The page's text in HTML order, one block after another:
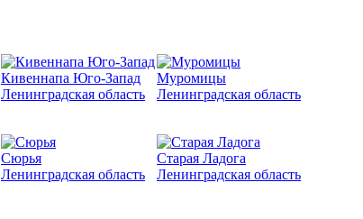
Кивеннапа Юго-Запад
Ленинградская область
Муромицы
Ленинградская область
Сюрья
Ленинградская область
Старая Ладога
Ленинградская область